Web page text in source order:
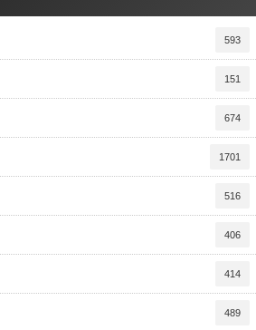
593
151
674
1701
516
406
414
489